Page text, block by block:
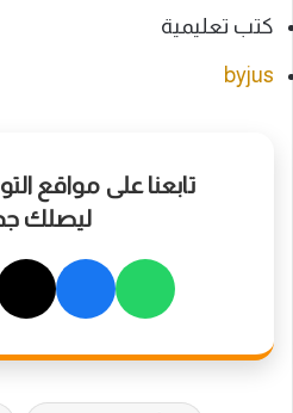
كتب تعليمية
byjus
تابعنا على مواقع
ليصلك